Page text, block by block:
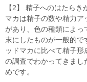
【2】 精子へのはたらき
マカは精子の数や精力
があり、色の種類によ
末にしたものが一般的で
ッドマカに比べて精子
の調査でわかってきまし
めです。